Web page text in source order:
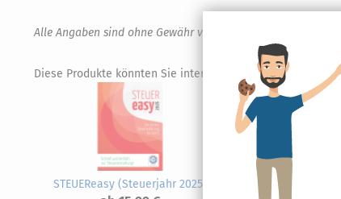
Alle Angaben sind ohne Gewähr von Richtigkeit und
Diese Produkte könnten Sie interessieren.
STEUEReasy (Steuerjahr 2025)